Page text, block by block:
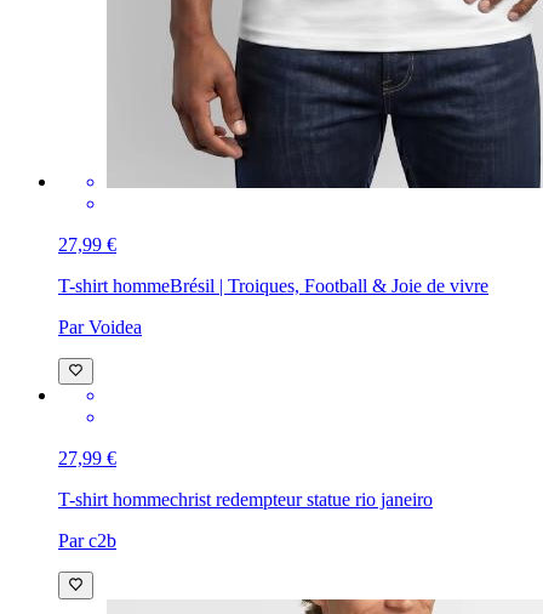
27,99 €
T-shirt hommeBrésil | Troiques, Football & Joie de vivre
Par Voidea
27,99 €
T-shirt hommechrist redempteur statue rio janeiro
Par c2b